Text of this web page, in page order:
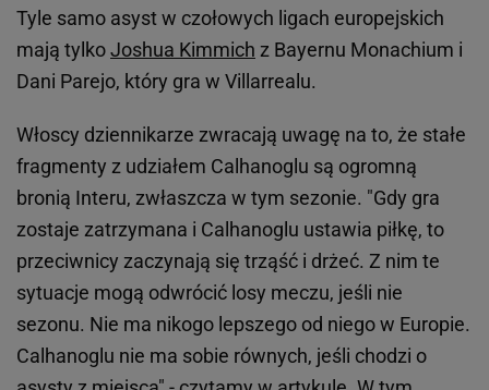
Tyle samo asyst w czołowych ligach europejskich
mają tylkoJoshua Kimmich z Bayernu Monachium i
Dani Parejo, który gra w Villarrealu.
Włoscy dziennikarze zwracają uwagę na to, że stałe
fragmenty z udziałem Calhanoglu są ogromną
bronią Interu, zwłaszcza w tym sezonie. "Gdy gra
zostaje zatrzymana i Calhanoglu ustawia piłkę, to
przeciwnicy zaczynają się trząść i drżeć. Z nim te
sytuacje mogą odwrócić losy meczu, jeśli nie
sezonu. Nie ma nikogo lepszego od niego w Europie.
Calhanoglu nie ma sobie równych, jeśli chodzi o